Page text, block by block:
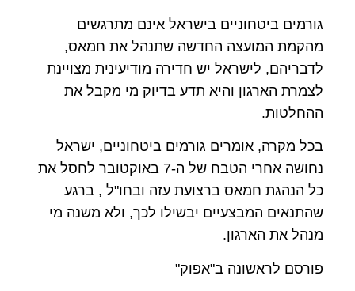
גורמים ביטחוניים בישראל אינם מתרגשים
מהקמת המועצה החדשה שתנהל את חמאס,
לדבריהם, לישראל יש חדירה מודיעינית מצויינת
לצמרת הארגון והיא תדע בדיוק מי מקבל את
ההחלטות.
בכל מקרה, אומרים גורמים ביטחוניים, ישראל
נחושה אחרי הטבח של ה-7 באוקטובר לחסל את
כל הנהגת חמאס ברצועת עזה ובחו"ל , ברגע
שהתנאים המבצעיים יבשילו לכך, ולא משנה מי
מנהל את הארגון.
פורסם לראשונה ב"אפוק"